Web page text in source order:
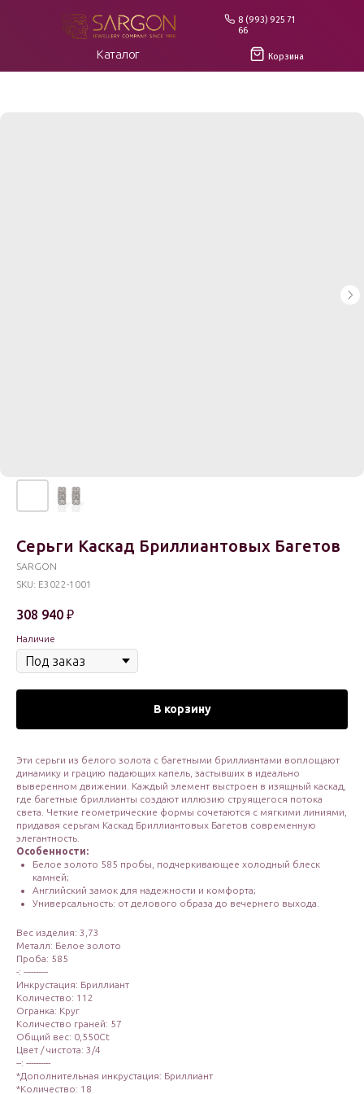
8 (993) 925 71
66
Корзина
Каталог
Серьги Каскад Бриллиантовых Багетов
SARGON
SKU: E3022-1001
308 940 ₽
Наличие
В корзину
Эти серьги из белого золота с багетными бриллиантами воплощают
динамику и грацию падающих капель, застывших в идеально
выверенном движении. Каждый элемент выстроен в изящный каскад,
где багетные бриллианты создают иллюзию струящегося потока
света. Четкие геометрические формы сочетаются с мягкими линиями,
придавая серьгам Каскад Бриллиантовых Багетов современную
элегантность.
Особенности:
Белое золото 585 пробы, подчеркивающее холодный блеск
камней;
Английский замок для надежности и комфорта;
Универсальность: от делового образа до вечернего выхода.
Вес изделия: 3,73
Металл: Белое золото
Проба: 585
-: ----------
Инкрустация: Бриллиант
Количество: 112
Огранка: Круг
Количество граней: 57
Общий вес: 0,550Ct
Цвет / чистота: 3/4
--: ----------
*Дополнительная инкрустация: Бриллиант
*Количество: 18